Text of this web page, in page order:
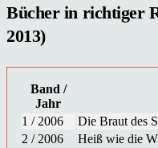
Bücher in richtiger
2013)
Band /
Jahr
1 / 2006
Die Braut des
2 / 2006
Heiß wie die